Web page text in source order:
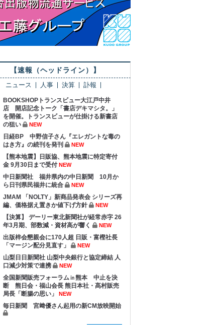
【速報（ヘッドライン）】
ニュース 人事 決算 訃報
BOOKSHOPトランスビュー大江戸中井
店 開店記念トーク「書店デキマシタ。」
を開催。トランスビューが仕掛ける新書店
の狙い
NEW
日経BP 中野信子さん『エレガントな毒の
はき方』の続刊を発刊
NEW
【熊本地震】日販協、熊本地震に特定寄付
金 9月30日まで受付 NEW
中日新聞社 福井県内の中日新聞 10月か
ら日刊県民福井に統合
NEW
JMAM 「NOLTY」新商品発表会 シリーズ再
編、価格据え置きか値下げ方針
NEW
【決算】 デーリー東北新聞社が経常赤字 26
年3月期、部数減・資材高が響く
NEW
出版梓会懇親会に170人超 日販・富樫社長
「マージン配分見直す」
NEW
山梨日日新聞社 山梨中央銀行と協定締結 人
口減少対策で連携
NEW
全国新聞販売フォーラム㏌熊本 中止を決
断 熊日会・福山会長 熊日本社・髙村販売
局長「断腸の思い」
NEW
毎日新聞 宮﨑優さん起用の新CM放映開始